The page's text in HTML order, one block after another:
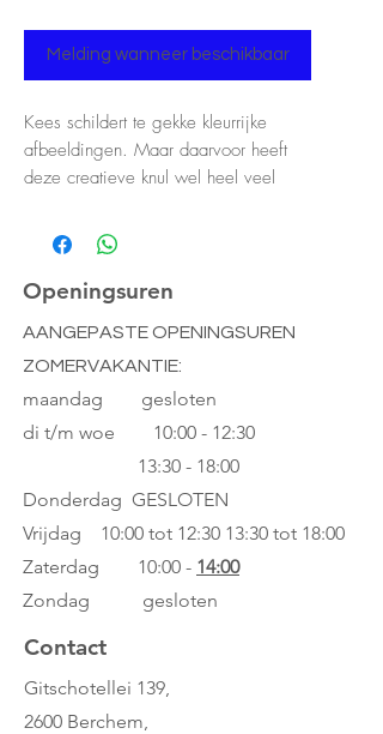
Melding wanneer beschikbaar
Kees schildert te gekke kleurrijke
afbeeldingen. Maar daarvoor heeft
deze creatieve knul wel heel veel
Kees van tube naar tube, door de
kaartjes om te draaien en de kleuren
te benoemen. Zo verzamelen ze veel
Maar pas op: hondje Toffee steelt de
kwasten! Wie als eerste zeven
stippen op zijn kiel heeft verzameld,
is de winnaar.
Openingsuren
AANGEPASTE OPENINGSUREN
ZOMERVAKANTIE:
maandag gesloten
di t/m woe 10:00 - 12:30
13:30 - 18:00
Donderdag GESLOTEN
Vrijdag 10:00 tot 12:30 13:30 tot 18:00
Zaterdag 10:00 - 14:00
Zondag gesloten
Contact
Gitschotellei 139,
2600 Berchem,